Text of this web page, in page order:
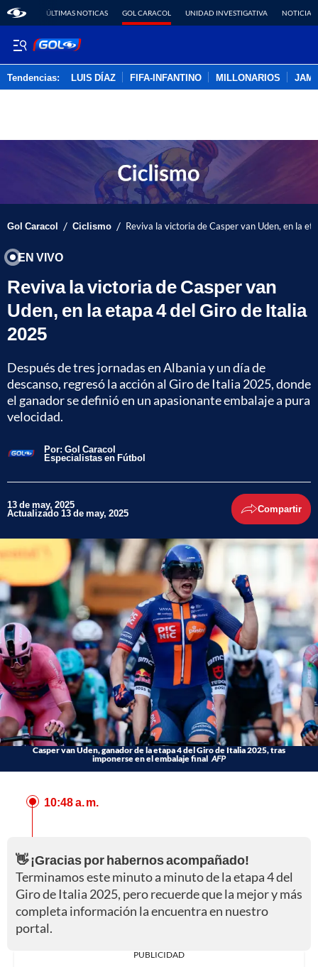
ÚLTIMAS NOTICAS GOL CARACOL UNIDAD INVESTIGATIVA NOTICIAS
Tendencias: LUIS DÍAZ FIFA-INFANTINO MILLONARIOS
Gol Caracol / Ciclismo / Reviva la victoria de Casper van Uden, en la
EN VIVO
Reviva la victoria de Casper van
Uden, en la etapa 4 del Giro de Italia
2025
Después de tres jornadas en Albania y un día de
descanso, regresó la acción al Giro de Italia 2025, donde
el ganador se definió en un apasionante embalaje a pura
velocidad.
Por: Gol Caracol
Especialistas en Fútbol
13 de may, 2025
Actualizado 13 de may, 2025 Compartir
Casper van Uden, ganador de la etapa 4 del Giro de Italia 2025, tras
imponerse en el embalaje final AFP
10:48 a. m.
👋 ¡Gracias por habernos acompañado!
Terminamos este minuto a minuto de la etapa 4 del
Giro de Italia 2025, pero recuerde que la mejor y más
completa información la encuentra en nuestro
portal.
PUBLICIDAD